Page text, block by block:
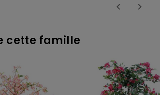
 
cette famille